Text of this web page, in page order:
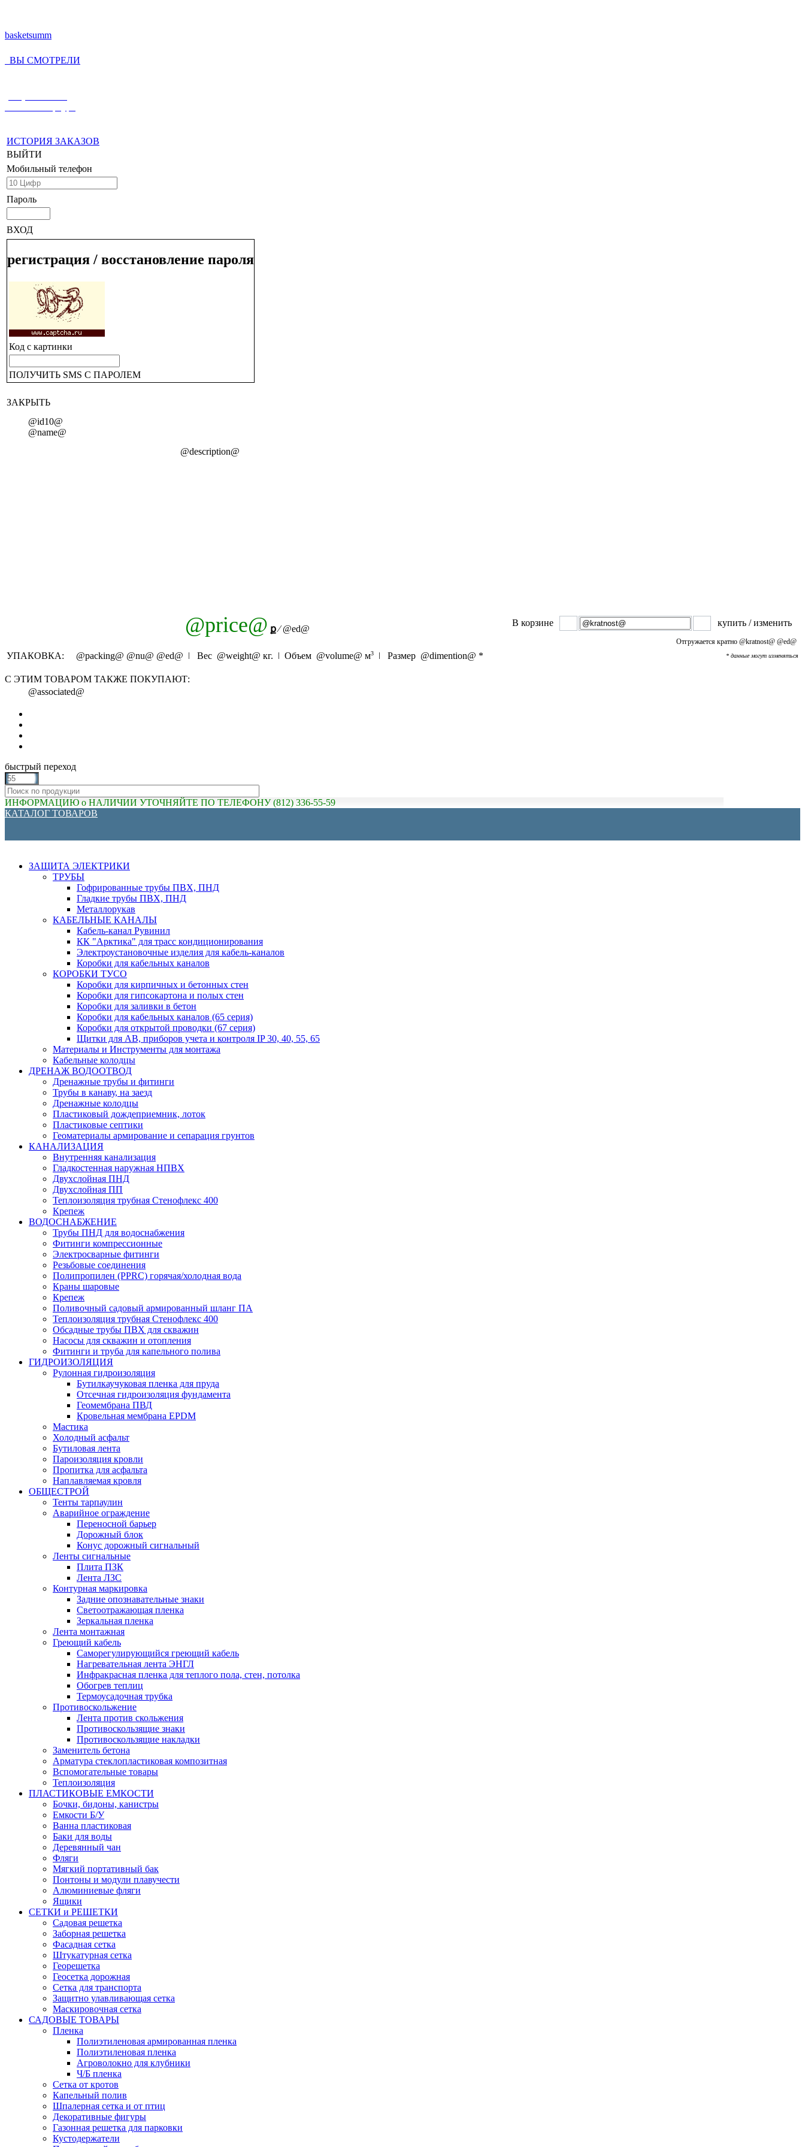
basketsumm
ВЫ СМОТРЕЛИ
ИСТОРИЯ ЗАКАЗОВ
ВЫЙТИ
Мобильный телефон
Пароль
ВХОД
регистрация / восстановление пароля
Код с картинки
ПОЛУЧИТЬ SMS С ПАРОЛЕМ
ЗАКРЫТЬ
@id10@
@name@
@description@
@price@ ք⁄@ed@
В корзине купить / изменить
Отгружается кратно @kratnost@ @ed@
УПАКОВКА: @packing@ @nu@ @ed@ ǀ Вес @weight@ кг. ǀ Объем @volume@ м3 ǀ Размер @dimention@ * * данные могут изменяться
С ЭТИМ ТОВАРОМ ТАКЖЕ ПОКУПАЮТ:
@associated@
быстрый переход
ИНФОРМАЦИЮ о НАЛИЧИИ УТОЧНЯЙТЕ ПО ТЕЛЕФОНУ (812) 336-55-59
КАТАЛОГ ТОВАРОВ
ЗАЩИТА ЭЛЕКТРИКИ
ТРУБЫ
Гофрированные трубы ПВХ, ПНД
Гладкие трубы ПВХ, ПНД
Металлорукав
КАБЕЛЬНЫЕ КАНАЛЫ
Кабель-канал Рувинил
КК "Арктика" для трасс кондиционирования
Электроустановочные изделия для кабель-каналов
Коробки для кабельных каналов
КОРОБКИ ТУСО
Коробки для кирпичных и бетонных стен
Коробки для гипсокартона и полых стен
Коробки для заливки в бетон
Коробки для кабельных каналов (65 серия)
Коробки для открытой проводки (67 серия)
Щитки для АВ, приборов учета и контроля IP 30, 40, 55, 65
Материалы и Инструменты для монтажа
Кабельные колодцы
ДРЕНАЖ ВОДООТВОД
Дренажные трубы и фитинги
Трубы в канаву, на заезд
Дренажные колодцы
Пластиковый дождеприемник, лоток
Пластиковые септики
Геоматериалы армирование и сепарация грунтов
КАНАЛИЗАЦИЯ
Внутренняя канализация
Гладкостенная наружная НПВХ
Двухслойная ПНД
Двухслойная ПП
Теплоизоляция трубная Стенофлекс 400
Крепеж
ВОДОСНАБЖЕНИЕ
Трубы ПНД для водоснабжения
Фитинги компрессионные
Электросварные фитинги
Резьбовые соединения
Полипропилен (PPRC) горячая/холодная вода
Краны шаровые
Крепеж
Поливочный садовый армированный шланг ПА
Теплоизоляция трубная Стенофлекс 400
Обсадные трубы ПВХ для скважин
Насосы для скважин и отопления
Фитинги и труба для капельного полива
ГИДРОИЗОЛЯЦИЯ
Рулонная гидроизоляция
Бутилкаучуковая пленка для пруда
Отсечная гидроизоляция фундамента
Геомембрана ПВД
Кровельная мембрана EPDM
Мастика
Холодный асфальт
Бутиловая лента
Пароизоляция кровли
Пропитка для асфальта
Наплавляемая кровля
ОБЩЕСТРОЙ
Тенты тарпаулин
Аварийное ограждение
Переносной барьер
Дорожный блок
Конус дорожный сигнальный
Ленты сигнальные
Плита ПЗК
Лента ЛЗС
Контурная маркировка
Задние опознавательные знаки
Светоотражающая пленка
Зеркальная пленка
Лента монтажная
Греющий кабель
Саморегулирующийся греющий кабель
Нагревательная лента ЭНГЛ
Инфракрасная пленка для теплого пола, стен, потолка
Обогрев теплиц
Термоусадочная трубка
Противоскольжение
Лента против скольжения
Противоскользящие знаки
Противоскользящие накладки
Заменитель бетона
Арматура стеклопластиковая композитная
Вспомогательные товары
Теплоизоляция
ПЛАСТИКОВЫЕ ЕМКОСТИ
Бочки, бидоны, канистры
Емкости Б/У
Ванна пластиковая
Баки для воды
Деревянный чан
Фляги
Мягкий портативный бак
Понтоны и модули плавучести
Алюминиевые фляги
Ящики
СЕТКИ и РЕШЕТКИ
Садовая решетка
Заборная решетка
Фасадная сетка
Штукатурная сетка
Георешетка
Геосетка дорожная
Сетка для транспорта
Защитно улавливающая сетка
Маскировочная сетка
САДОВЫЕ ТОВАРЫ
Пленка
Полиэтиленовая армированная пленка
Полиэтиленовая пленка
Агроволокно для клубники
Ч/Б пленка
Сетка от кротов
Капельный полив
Шпалерная сетка и от птиц
Декоративные фигуры
Газонная решетка для парковки
Кустодержатели